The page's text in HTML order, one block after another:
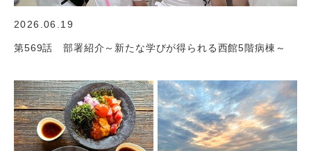
2026.06.19
第569話 部署紹介～新たな学びが得られる西館5階病棟～